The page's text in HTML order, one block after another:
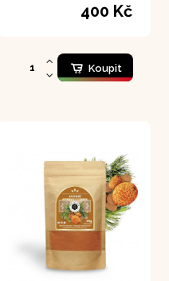
400 Kč
Koupit